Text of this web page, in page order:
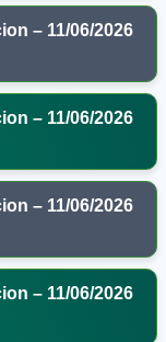
– 11/06/2026
– 11/06/2026
– 11/06/2026
– 11/06/2026